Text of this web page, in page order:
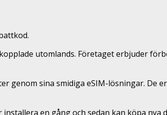
utomlands. Företaget erbjuder
genom sina smidiga eSIM-lösningar. De
en gång och sedan kan köpa